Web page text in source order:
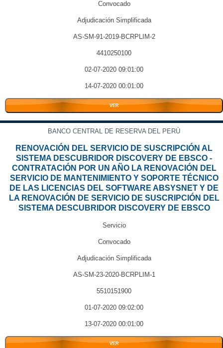
Convocado
Adjudicación Simplificada
AS-SM-91-2019-BCRPLIM-2
4410250100
02-07-2020 09:01:00
14-07-2020 00:01:00
VER
BANCO CENTRAL DE RESERVA DEL PERÚ
RENOVACIÓN DEL SERVICIO DE SUSCRIPCIÓN AL
SISTEMA DESCUBRIDOR DISCOVERY DE EBSCO -
CONTRATACIÓN POR UN AÑO LA RENOVACIÓN DEL
SERVICIO DE MANTENIMIENTO Y SOPORTE TÉCNICO
DE LAS LICENCIAS DEL SOFTWARE ABSYSNET Y DE
LA RENOVACIÓN DE SERVICIO DE SUSCRIPCIÓN DEL
SISTEMA DESCUBRIDOR DISCOVERY DE EBSCO
Servicio
Convocado
Adjudicación Simplificada
AS-SM-23-2020-BCRPLIM-1
5510151900
01-07-2020 09:02:00
13-07-2020 00:01:00
VER